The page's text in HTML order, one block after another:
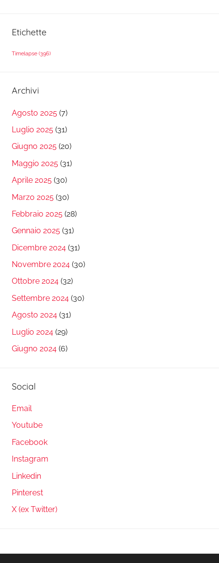
Etichette
Timelapse (396)
Archivi
Agosto 2025 (7)
Luglio 2025 (31)
Giugno 2025 (20)
Maggio 2025 (31)
Aprile 2025 (30)
Marzo 2025 (30)
Febbraio 2025 (28)
Gennaio 2025 (31)
Dicembre 2024 (31)
Novembre 2024 (30)
Ottobre 2024 (32)
Settembre 2024 (30)
Agosto 2024 (31)
Luglio 2024 (29)
Giugno 2024 (6)
Social
Email
Youtube
Facebook
Instagram
Linkedin
Pinterest
X (ex Twitter)